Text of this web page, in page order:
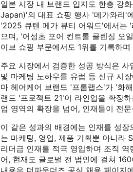
일본 시장 내 브랜드 입지도 한층 강
Japan)'의 대표 쇼핑 행사 '메가와리'
'2025 큐텐 메가 뷰티 어워드'에서는
으며, '어성초 포어 컨트롤 클렌징 오
이브 쇼핑 부문에서도 1위를 기록하
주요 시장에서 검증한 성공 방식은
및 마케팅 노하우를 유럽 등 신규 시
마 헤어케어 브랜드 '프롬랩스'가 '화
랜드 '프로젝트 21'이 라인업을 확장
업 영역의 확장을 넘어, 인재들이 전
이 같은 성과의 배경에는 인재를 성
는 마케팅, 영업, 제품 기획뿐 아니라
리더급 인재를 적극 영입하며 조직
어, 현재도 글로벌 전 법인에 걸쳐